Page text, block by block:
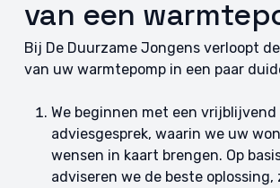
van een
Bij De Duurzame Jongens verloopt
van uw warmtepomp in een paar
We beginnen met een vrijblijvend
adviesgesprek, waarin we uw
wensen in kaart brengen. Op
adviseren we de beste oplossing,